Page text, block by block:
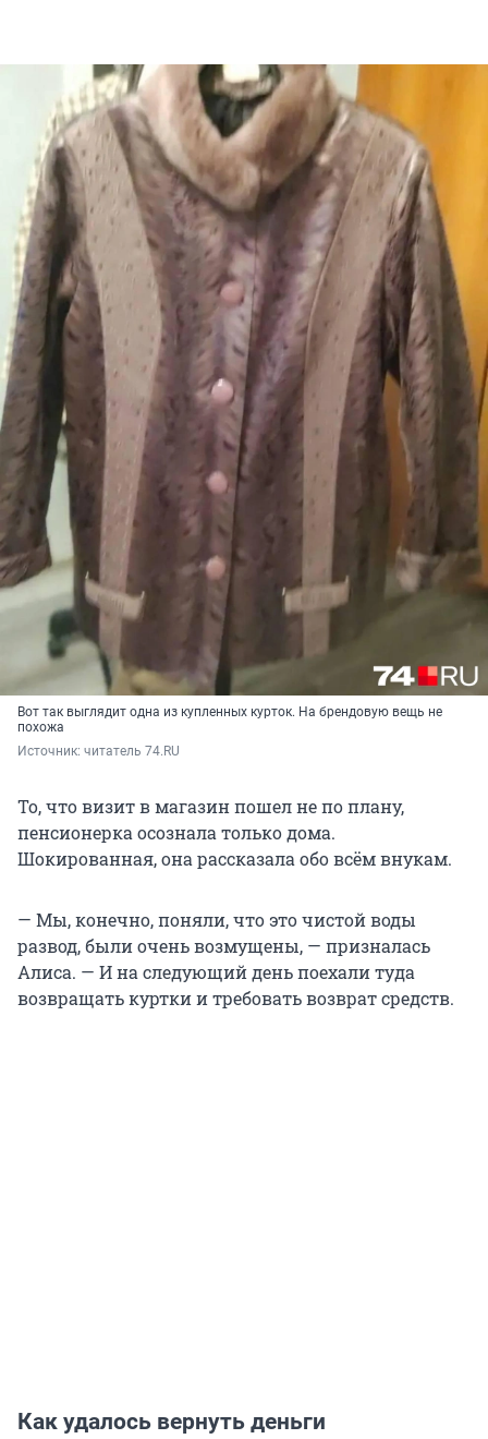
Вот так выглядит одна из купленных курток. На брендовую вещь не
похожа
Источник: читатель 74.RU
То, что визит в магазин пошел не по плану,
пенсионерка осознала только дома.
Шокированная, она рассказала обо всём внукам.
— Мы, конечно, поняли, что это чистой воды
развод, были очень возмущены, — призналась
Алиса. — И на следующий день поехали туда
возвращать куртки и требовать возврат средств.
Как удалось вернуть деньги